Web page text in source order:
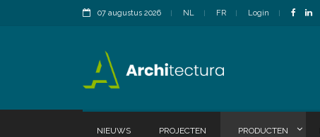
07 augustus 2026 NL FR Login
NIEUWS PROJECTEN PRODUCTEN